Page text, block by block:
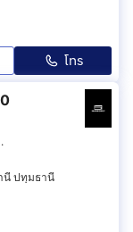
โทร
นี ปทุมธานี